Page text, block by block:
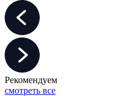
Рекомендуем
смотреть все